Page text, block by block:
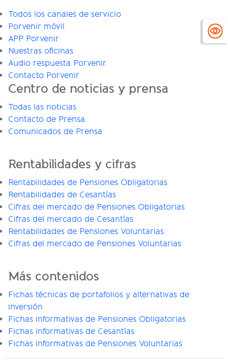
Todos los canales de servicio
Porvenir móvil
APP Porvenir
Nuestras oficinas
Audio respuesta Porvenir
Contacto Porvenir
Centro de noticias y prensa
Todas las noticias
Contacto de Prensa
Comunicados de Prensa
Rentabilidades y cifras
Rentabilidades de Pensiones Obligatorias
Rentabilidades de Cesantías
Cifras del mercado de Pensiones Obligatorias
Cifras del mercado de Cesantías
Rentabilidades de Pensiones Voluntarias
Cifras del mercado de Pensiones Voluntarias
Más contenidos
Fichas técnicas de portafolios y alternativas de
inversión
Fichas informativas de Pensiones Obligatorias
Fichas informativas de Cesantías
Fichas informativas de Pensiones Voluntarias